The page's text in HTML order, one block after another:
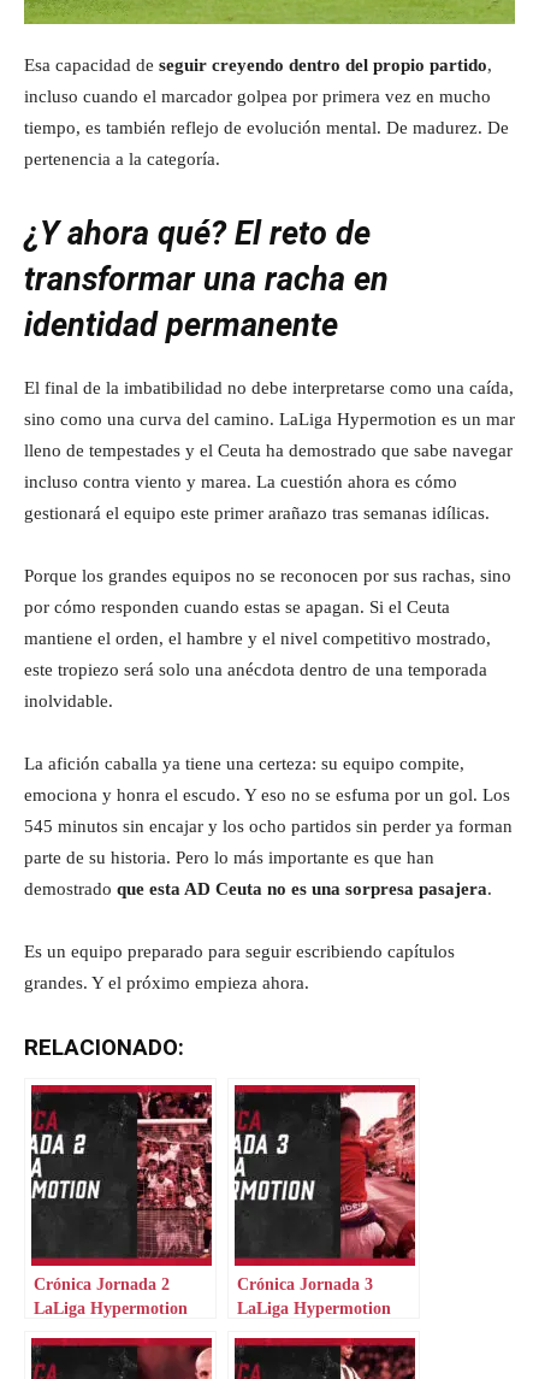
Esa capacidad de seguir creyendo dentro del propio partido,
incluso cuando el marcador golpea por primera vez en mucho
tiempo, es también reflejo de evolución mental. De madurez. De
pertenencia a la categoría.
¿Y ahora qué? El reto de
transformar una racha en
identidad permanente
El final de la imbatibilidad no debe interpretarse como una caída,
sino como una curva del camino. LaLiga Hypermotion es un mar
lleno de tempestades y el Ceuta ha demostrado que sabe navegar
incluso contra viento y marea. La cuestión ahora es cómo
gestionará el equipo este primer arañazo tras semanas idílicas.
Porque los grandes equipos no se reconocen por sus rachas, sino
por cómo responden cuando estas se apagan. Si el Ceuta
mantiene el orden, el hambre y el nivel competitivo mostrado,
este tropiezo será solo una anécdota dentro de una temporada
inolvidable.
La afición caballa ya tiene una certeza: su equipo compite,
emociona y honra el escudo. Y eso no se esfuma por un gol. Los
545 minutos sin encajar y los ocho partidos sin perder ya forman
parte de su historia. Pero lo más importante es que han
demostrado que esta AD Ceuta no es una sorpresa pasajera.
Es un equipo preparado para seguir escribiendo capítulos
grandes. Y el próximo empieza ahora.
RELACIONADO:
Crónica Jornada 2
LaLiga Hypermotion
Crónica Jornada 3
LaLiga Hypermotion